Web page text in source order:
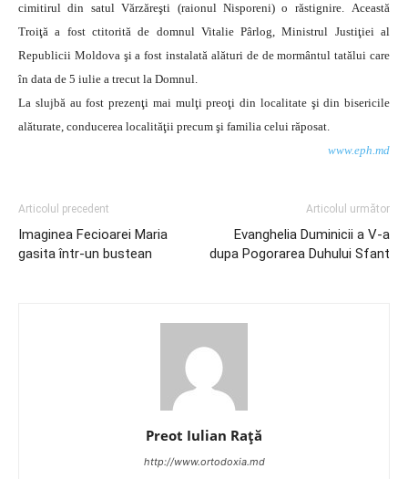
cimitirul din satul Vărzăreşti (raionul Nisporeni) o răstignire. Această
Troiţă a fost ctitorită de domnul Vitalie Pârlog, Ministrul Justiţiei al
Republicii Moldova şi a fost instalată alături de de mormântul tatălui care
în data de 5 iulie a trecut la Domnul.
La slujbă au fost prezenţi mai mulţi preoţi din localitate şi din bisericile
alăturate, conducerea localităţii precum şi familia celui răposat.
www.eph.md
Articolul precedent
Imaginea Fecioarei Maria
gasita într-un bustean
Articolul următor
Evanghelia Duminicii a V-a
dupa Pogorarea Duhului Sfant
Preot Iulian Raţă
http://www.ortodoxia.md